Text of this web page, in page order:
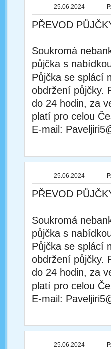
25.06.2024
PŘEVOD
Soukromá
půjčka s
Půjčka se splácí
obdržení půjčky.
do 24 hodin, za
platí pro celou
E-mail:
25.06.2024
PŘEVOD
Soukromá
půjčka s
Půjčka se splácí
obdržení půjčky.
do 24 hodin, za
platí pro celou
E-mail:
25.06.2024